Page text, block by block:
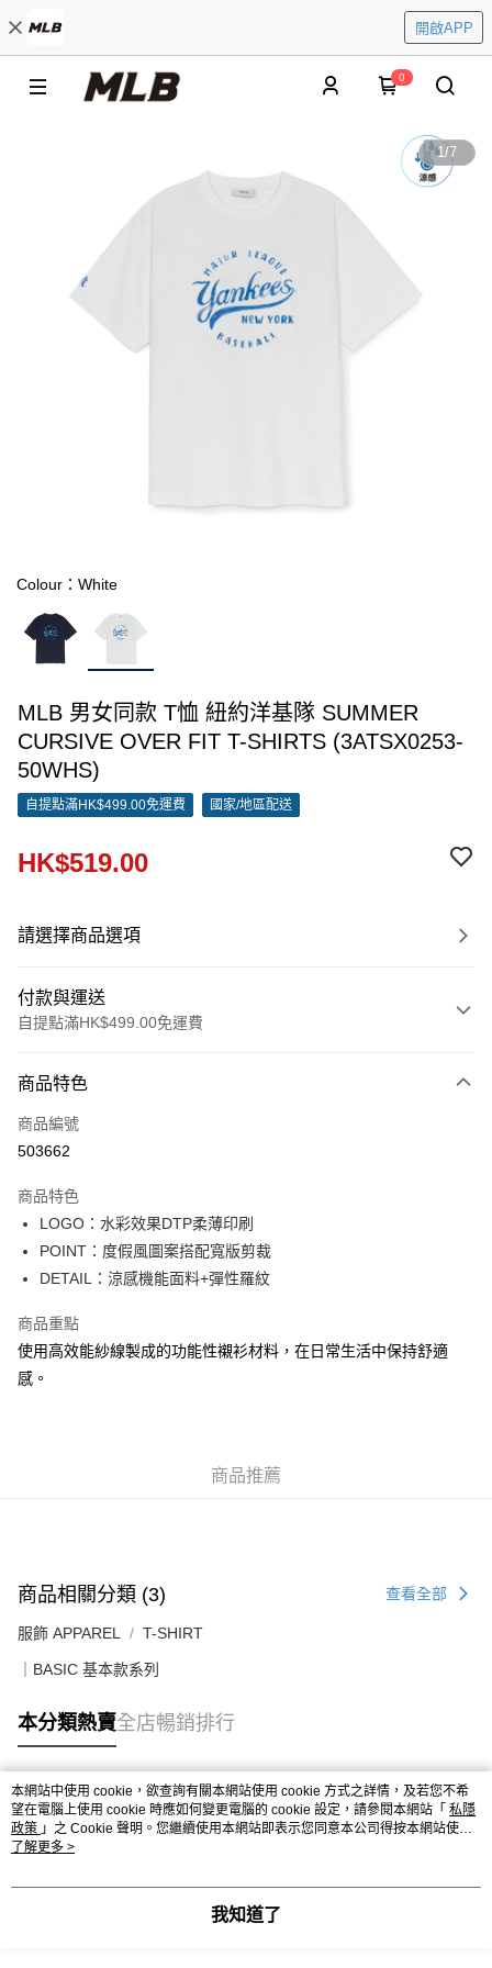
開啟APP
0
1/7
Colour：White
MLB 男女同款 T恤 紐約洋基隊 SUMMER
CURSIVE OVER FIT T-SHIRTS (3ATSX0253-
50WHS)
自提點滿HK$499.00免運費 國家/地區配送
HK$519.00
請選擇商品選項
付款與運送
自提點滿HK$499.00免運費
信用卡
Apple Pay
AlipayHK
WeChat Pay
送貨方式
付款後順豐站及營業點
每筆HK$50.00，滿HK$499.00或以上免運費
商品特色
商品編號
503662
商品特色
LOGO：水彩效果DTP柔薄印刷
POINT：度假風圖案搭配寬版剪裁
DETAIL：涼感機能面料+彈性羅紋
商品重點
使用高效能紗線製成的功能性襯衫材料，在日常生活中保持舒適
感。
商品推薦
商品相關分類 (3) 查看全部
服飾 APPAREL T-SHIRT
｜BASIC 基本款系列
本分類熱賣全店暢銷排行
熱門標籤
熱銷排行
本網站中使用 cookie，欲查詢有關本網站使用 cookie 方式之詳情，及若您不希
望在電腦上使用 cookie 時應如何變更電腦的 cookie 設定，請參閱本網站「 私隱
政策 」之 Cookie 聲明。您繼續使用本網站即表示您同意本公司得按本網站使用
條款之 Cookie 聲明使用 cookie。
了解更多 >
我知道了